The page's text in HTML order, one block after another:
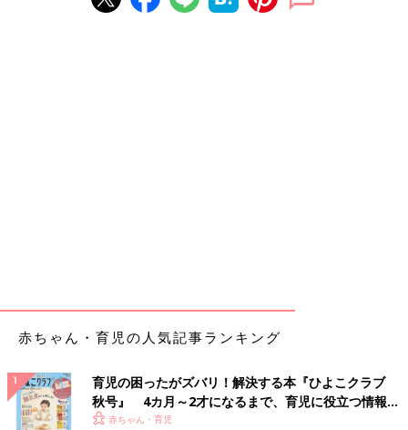
赤ちゃん・育児の人気記事ランキング
育児の困ったがズバリ！解決する本『ひよこクラブ
秋号』 4カ月～2才になるまで、育児に役立つ情報が
いっぱい！
赤ちゃん・育児